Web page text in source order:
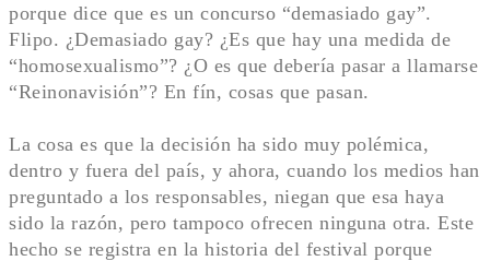
porque dice que es un concurso “demasiado gay”.
Flipo. ¿Demasiado gay? ¿Es que hay una medida de
“homosexualismo”? ¿O es que debería pasar a llamarse
“Reinonavisión”? En fín, cosas que pasan.
La cosa es que la decisión ha sido muy polémica,
dentro y fuera del país, y ahora, cuando los medios han
preguntado a los responsables, niegan que esa haya
sido la razón, pero tampoco ofrecen ninguna otra. Este
hecho se registra en la historia del festival porque